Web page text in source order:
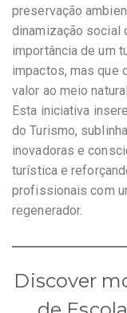
preservação
dinamização social
importância de um
impactos, mas que
valor ao meio
Esta iniciativa
do Turismo,
inovadoras e
turística e
profissionais com
regenerador.
Discover